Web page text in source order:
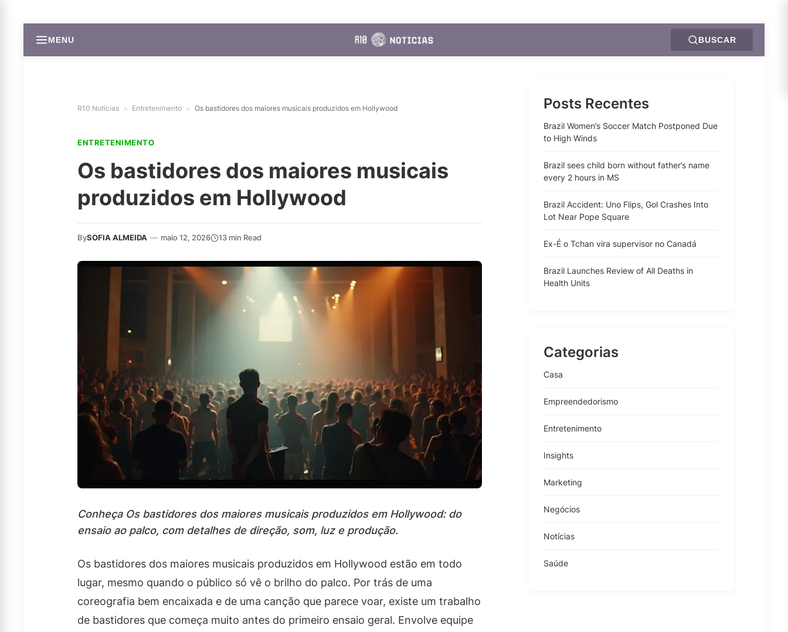
MENU BUSCAR
R10 Notícias » Entretenimento » Os bastidores dos maiores musicais produzidos em Hollywood
ENTRETENIMENTO
Os bastidores dos maiores musicais
produzidos em Hollywood
BySOFIA ALMEIDA — maio 12, 2026 13 min Read
Conheça Os bastidores dos maiores musicais produzidos em Hollywood: do
ensaio ao palco, com detalhes de direção, som, luz e produção.
Os bastidores dos maiores musicais produzidos em Hollywood estão em todo
lugar, mesmo quando o público só vê o brilho do palco. Por trás de uma
coreografia bem encaixada e de uma canção que parece voar, existe um trabalho
de bastidores que começa muito antes do primeiro ensaio geral. Envolve equipe
Posts Recentes
Brazil Women’s Soccer Match Postponed Due
to High Winds
Brazil sees child born without father’s name
every 2 hours in MS
Brazil Accident: Uno Flips, Gol Crashes Into
Lot Near Pope Square
Ex-É o Tchan vira supervisor no Canadá
Brazil Launches Review of All Deaths in
Health Units
Categorias
Casa
Empreendedorismo
Entretenimento
Insights
Marketing
Negócios
Notícias
Saúde